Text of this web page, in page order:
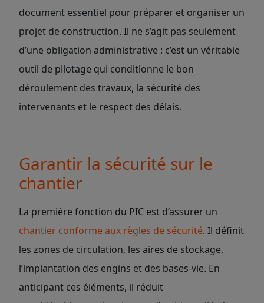
document essentiel pour préparer et organiser un
projet de construction. Il ne s’agit pas seulement
d’une obligation administrative : c’est un véritable
outil de pilotage qui conditionne le bon
déroulement des travaux, la sécurité des
intervenants et le respect des délais.
Garantir la sécurité sur le
chantier
La première fonction du PIC est d’assurer un
chantier conforme aux règles de sécurité. Il définit
les zones de circulation, les aires de stockage,
l’implantation des engins et des bases-vie. En
anticipant ces éléments, il réduit